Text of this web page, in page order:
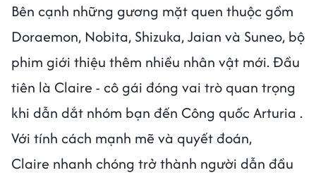
Bên cạnh những gương mặt quen thuộc gồm
Doraemon, Nobita, Shizuka, Jaian và Suneo, bộ
phim giới thiệu thêm nhiều nhân vật mới. Đầu
tiên là Claire - cô gái đóng vai trò quan trọng
khi dẫn dắt nhóm bạn đến Công quốc Arturia .
Với tính cách mạnh mẽ và quyết đoán,
Claire nhanh chóng trở thành người dẫn đầu